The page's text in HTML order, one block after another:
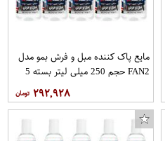
مایع پاک کننده مبل و فرش بمو مدل
FAN2 حجم 250 میلی لیتر بسته 5
۲۹۲,۹۲۸